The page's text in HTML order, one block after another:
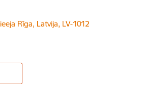
Rīga, Latvija, LV-1012